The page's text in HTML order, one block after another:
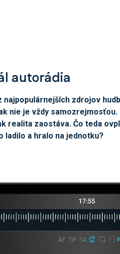
autorádia
najpopulárnejších zdrojov
nie je vždy
realita zaostáva. Čo teda
ladilo a hralo na jednotku?